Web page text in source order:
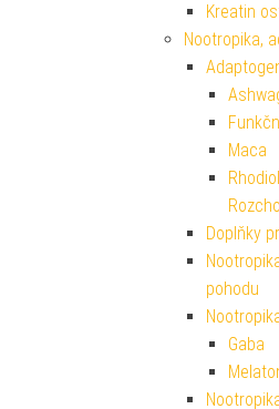
Kreatin
Nootropika,
Maca
Doplňky
pohodu
Gaba